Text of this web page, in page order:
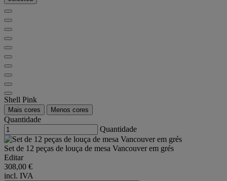
Shell Pink
Mais cores Menos cores
Quantidade
Quantidade
Set de 12 peças de louça de mesa Vancouver em grés
Editar
308,00 €
incl. IVA